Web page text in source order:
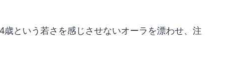
という若さを感じさせないオーラを漂わせ、注